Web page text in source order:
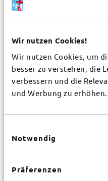
Wir nutzen Cookies!
Wir nutzen Cookies, um
besser zu verstehen, die
verbessern und die
und Werbung zu erhöhen.
Notwendig
Präferenzen
Gemeinde /
Vorname *
Nachname